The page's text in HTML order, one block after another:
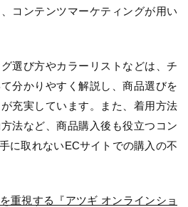
コンテンツマーケティングが用い
選び方やカラーリストなどは、チ
分かりやすく解説し、商品選びを
充実しています。また、着用方法
法など、商品購入後も役立つコン
に取れないECサイトでの購入の不
重視する『アツギ オンラインショ